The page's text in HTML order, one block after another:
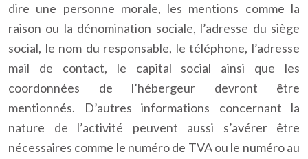
dire une personne morale, les mentions comme la
raison ou la dénomination sociale, l’adresse du siège
social, le nom du responsable, le téléphone, l’adresse
mail de contact, le capital social ainsi que les
coordonnées de l’hébergeur devront être
mentionnés. D’autres informations concernant la
nature de l’activité peuvent aussi s’avérer être
nécessaires comme le numéro de TVA ou le numéro au